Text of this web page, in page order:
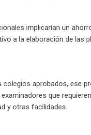
implicarían un
a la elaboración de las
colegios aprobados, ese
que
y otras facilidades.